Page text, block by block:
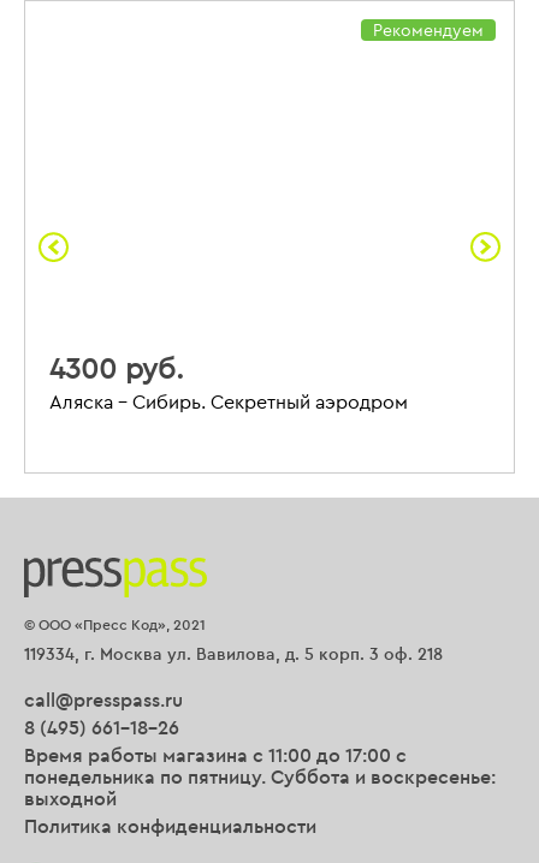
Рекомендуем
4300 руб.
Аляска – Сибирь. Секретный аэродром
© ООО «Пресс Код», 2021
119334, г. Москва ул. Вавилова, д. 5 корп. 3 оф. 218
call@presspass.ru
8 (495) 661-18-26
Время работы магазина с 11:00 до 17:00 с
понедельника по пятницу. Суббота и воскресенье:
выходной
Политика конфиденциальности